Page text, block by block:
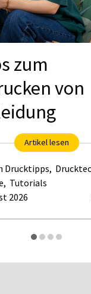
zum
von
Artikel lesen
Drucktipps,
, Tutorials
2026